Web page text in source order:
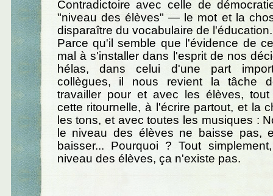
Contradictoire avec celle de
"niveau des élèves" — le mot et la
disparaître du vocabulaire de l'éducation.
Parce qu'il semble que l'évidence de
mal à s'installer dans l'esprit de nos
hélas, dans celui d'une part
collègues, il nous revient la tâche
travailler pour et avec les élèves, tout
cette ritournelle, à l'écrire partout, et la
les tons, et avec toutes les musiques :
le niveau des élèves ne baisse pas,
baisser... Pourquoi ? Tout
niveau des élèves, ça n'existe pas.